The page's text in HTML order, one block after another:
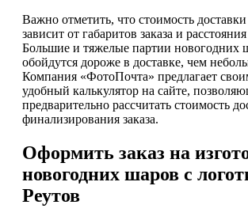
Важно отметить, что стоимость
зависит от габаритов заказа и
Большие и тяжелые партии новогодних
обойдутся дороже в доставке, чем
Компания «ФотоПочта» предлагает
удобный калькулятор на сайте,
предварительно рассчитать стоимость
финализирования заказа.
Оформить заказ на
новогодних шаров с
Реутов